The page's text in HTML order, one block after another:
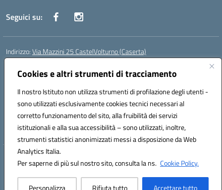
Cookies e altri strumenti di tracciamento
Il nostro Istituto non utilizza strumenti di profilazione degli utenti -
sono utilizzati esclusivamente cookies tecnici necessari al
corretto funzionamento del sito, alla fruibilità dei servizi
istituzionali e alla sua accessibilità – sono utilizzati, inoltre,
strumenti statistici anonimizzati messi a disposizione da Web
Analytics Italia.
Per saperne di più sul nostro sito, consulta la ns. Cookie Policy.
Personalizza Rifiuta tutto Accettare tutto
Seguici su:
Indirizzo:Via Mazzini 25 CastelVolturno (Caserta)
Centralino:
Posta elettronica certificata (PEC):ceis014005@pec.istruzione.it
Codice fiscale: 93063510619
Codice meccanografico:CEIS014005
Codice Indice delle Pubbliche Amministrazioni (IPA): istsc_ceis014005
Codice unico di fatturazione (CUF): UOU8EW
Hosting & Powered by 3D Solution S.r.l.
Concept & Design by Designers Italia